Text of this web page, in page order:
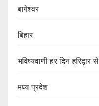
बागेश्वर
बिहार
भविष्यवाणी हर दिन हरिद्वार से
मध्य प्रदेश